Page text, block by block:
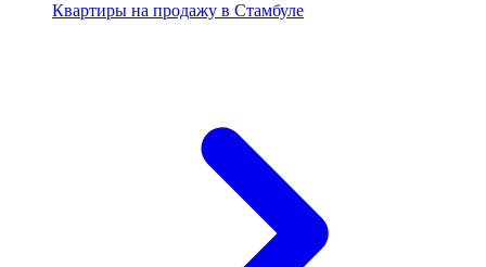
Квартиры на продажу в Стамбуле